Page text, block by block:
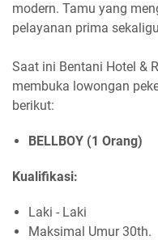
modern. Tamu yang
pelayanan prima
Saat ini Bentani Hotel &
membuka lowongan
berikut:
BELLBOY (1 Orang)
Kualifikasi:
Laki - Laki
Maksimal Umur 30th.